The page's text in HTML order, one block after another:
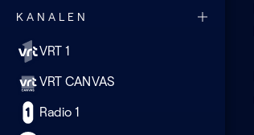
KANALEN
VRT 1
VRT CANVAS
Radio 1